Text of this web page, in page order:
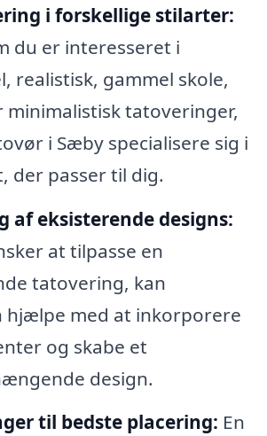
i forskellige stilarter:
du er interesseret i
realistisk, gammel skole,
minimalistisk tatoveringer,
i Sæby specialisere sig i
der passer til dig.
af eksisterende designs:
at tilpasse en
tatovering, kan
hjælpe med at inkorporere
og skabe et
design.
til bedste placering: En